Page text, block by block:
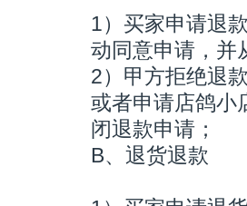
1）买家申请退
动同意申请，并
2）甲方拒绝退
或者申请店鸽小
闭退款申请；
B、退货退款